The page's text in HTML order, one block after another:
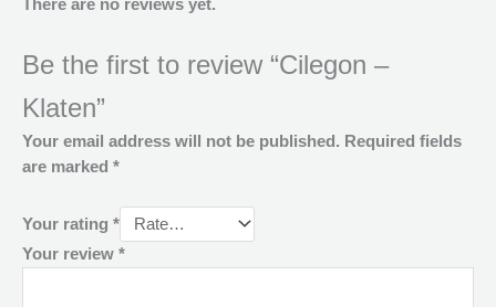
There are no reviews yet.
Be the first to review “Cilegon –
Klaten”
Your email address will not be published. Required fields
are marked *
Your rating *
Your review *